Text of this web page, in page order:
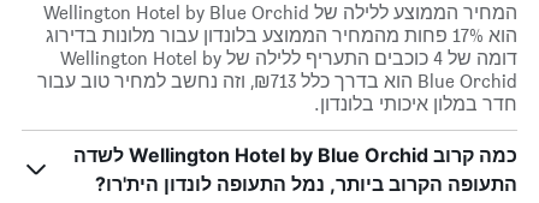
המחיר הממוצע ללילה של Wellington Hotel by Blue Orchid
הוא 17% פחות מהמחיר הממוצע בלונדון עבור מלונות בדירוג
דומה של 4 כוכבים התעריף ללילה של Wellington Hotel by
Blue Orchid הוא בדרך כלל ₪713, וזה נחשב למחיר טוב עבור
חדר במלון איכותי בלונדון.
כמה קרוב Wellington Hotel by Blue Orchid לשדה
התעופה הקרוב ביותר, נמל התעופה לונדון הית'רו?